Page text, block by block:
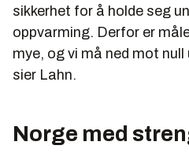
sikkerhet for å holde seg
oppvarming. Derfor er
mye, og vi må ned mot
sier Lahn.
Norge med